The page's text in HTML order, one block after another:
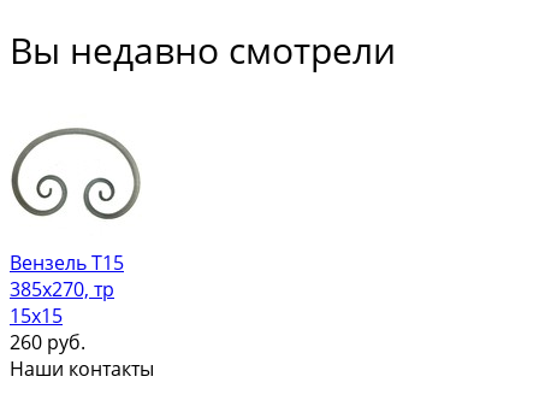
Вы недавно смотрели
Вензель Т15
385х270, тр
15х15
260 руб.
Наши контакты